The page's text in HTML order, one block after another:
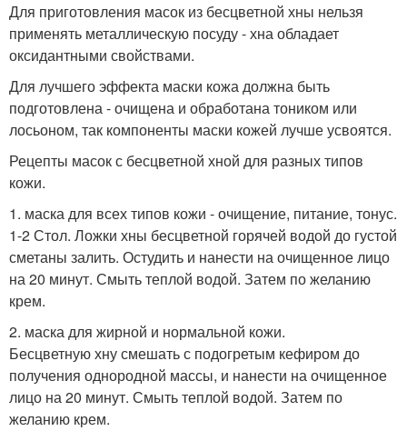
Для приготовления масок из бесцветной хны нельзя
применять металлическую посуду - хна обладает
оксидантными свойствами.
Для лучшего эффекта маски кожа должна быть
подготовлена - очищена и обработана тоником или
лосьоном, так компоненты маски кожей лучше усвоятся.
Рецепты масок с бесцветной хной для разных типов
кожи.
1. маска для всех типов кожи - очищение, питание, тонус.
1-2 Стол. Ложки хны бесцветной горячей водой до густой
сметаны залить. Остудить и нанести на очищенное лицо
на 20 минут. Смыть теплой водой. Затем по желанию
крем.
2. маска для жирной и нормальной кожи.
Бесцветную хну смешать с подогретым кефиром до
получения однородной массы, и нанести на очищенное
лицо на 20 минут. Смыть теплой водой. Затем по
желанию крем.